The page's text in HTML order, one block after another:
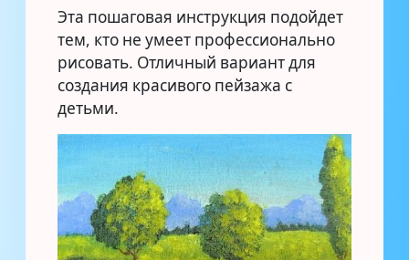
Эта пошаговая инструкция подойдет
тем, кто не умеет профессионально
рисовать. Отличный вариант для
создания красивого пейзажа с
детьми.